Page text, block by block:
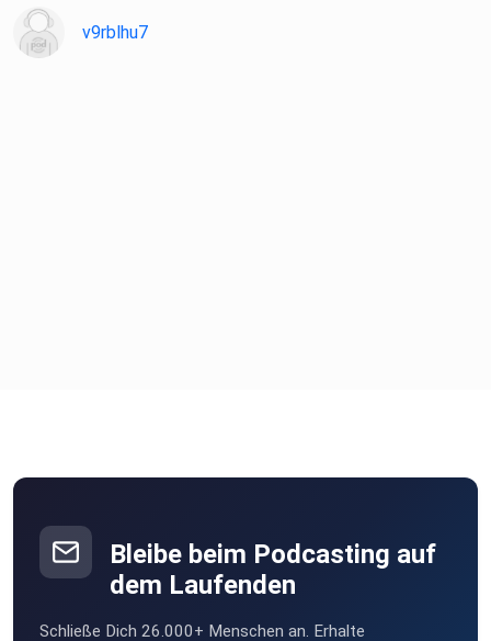
v9rblhu7
Bleibe beim Podcasting auf
dem Laufenden
Schließe Dich 26.000+ Menschen an. Erhalte